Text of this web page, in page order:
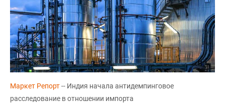
Маркет Репорт-- Индия начала антидемпинговое
расследование в отношении импорта